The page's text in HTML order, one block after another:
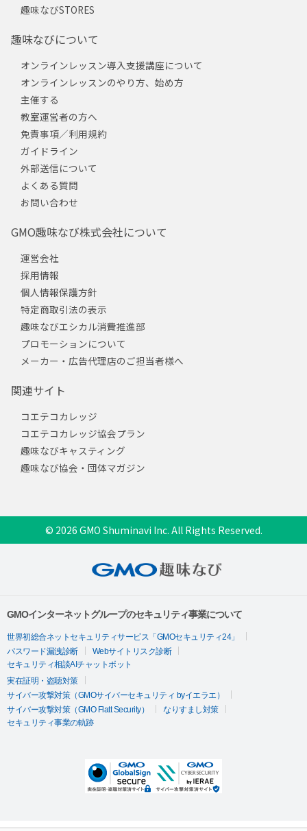
趣味なびSTORES
趣味なびについて
オンラインレッスン導入支援講座について
オンラインレッスンのやり方、始め方
主催する
教室運営者の方へ
免責事項／利用規約
ガイドライン
外部送信について
よくある質問
お問い合わせ
GMO趣味なび株式会社について
運営会社
採用情報
個人情報保護方針
特定商取引法の表示
趣味なびエシカル消費推進部
プロモーションについて
メーカー・広告代理店のご担当者様へ
関連サイト
コエテコカレッジ
コエテコカレッジ協会プラン
趣味なびキャスティング
趣味なび協会・団体マガジン
© 2026 GMO Shuminavi Inc. All Rights Reserved.